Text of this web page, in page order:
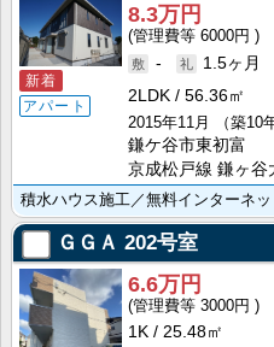
新着
アパート
8.3万円
6000円
-
1.5ヶ月
2LDK
56.36㎡
2015年11月
（築10
鎌ケ谷市東初富
京成松戸線 鎌ヶ谷
ＧＧＡ 202号室
6.6万円
3000円
1K
25.48㎡